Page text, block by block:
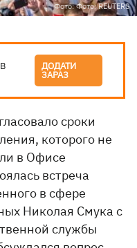
Фото: Фото: REUTERS
ДОДАТИ
ЗАРАЗ
сроки
которого не
в Офисе
встреча
в сфере
Николая Смука с
службы